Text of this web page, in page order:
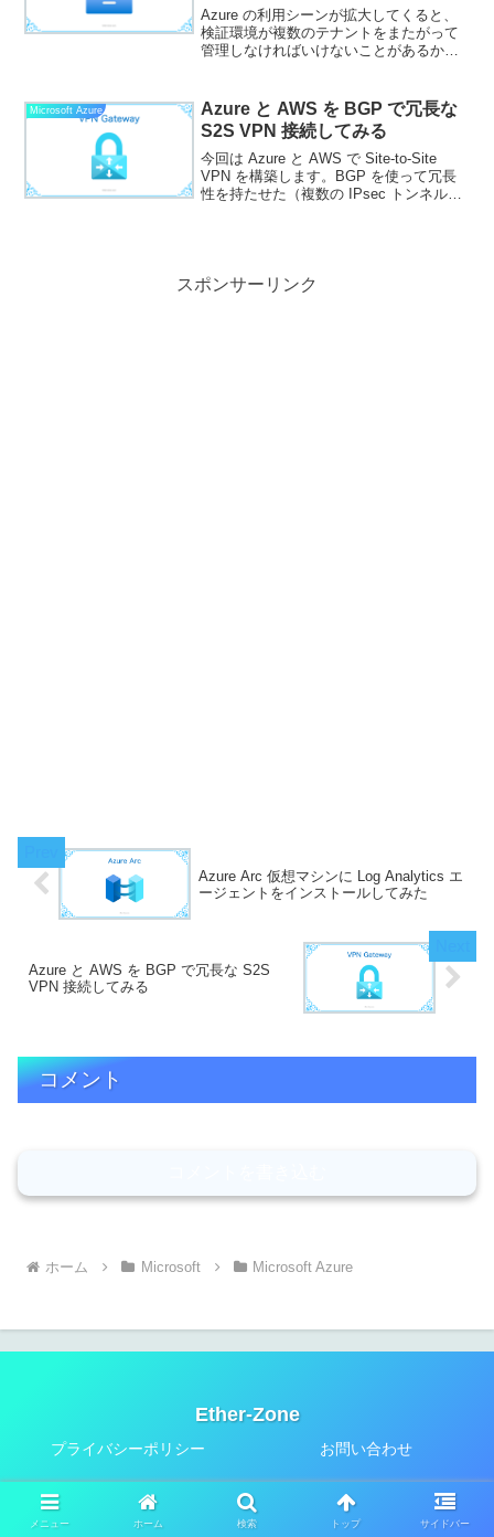
Azure の利用シーンが拡大してくると、
検証環境が複数のテナントをまたがって
管理しなければいけないことがあるかも
一するために、何回もカスタムイメージ
リソースを作成する...
Microsoft Azure
Azure と AWS を BGP で冗長な
S2S VPN 接続してみる
今回は Azure と AWS で Site-to-Site
VPN を構築します。BGP を使って冗長
性を持たせた（複数の IPsec トンネルを
スポンサーリンク
Azure Arc 仮想マシンに Log Analytics エ
ージェントをインストールしてみた
Azure と AWS を BGP で冗長な S2S
VPN 接続してみる
コメント
ホーム Microsoft Microsoft Azure
Ether-Zone
プライバシーポリシー お問い合わせ
© 2019-2026 Ether-Zone.
メニュー ホーム 検索 トップ サイドバー